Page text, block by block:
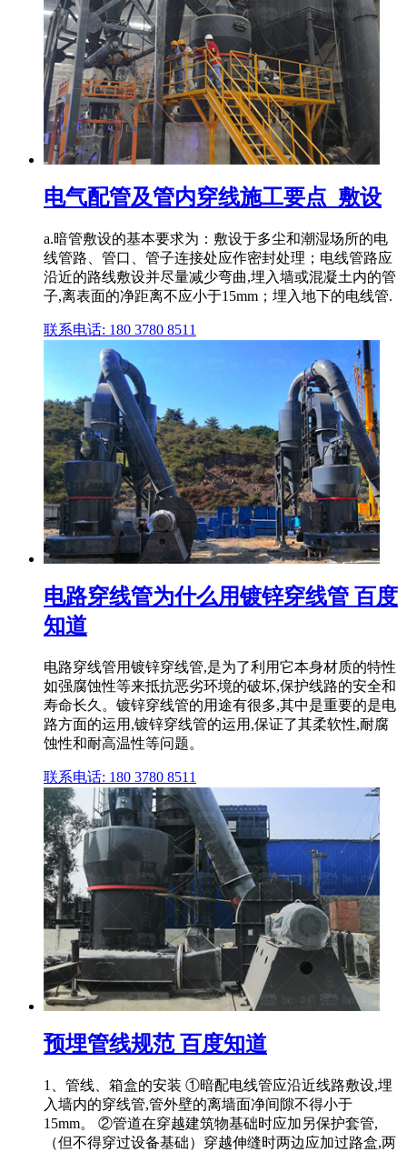
电气配管及管内穿线施工要点_敷设
a.暗管敷设的基本要求为：敷设于多尘和潮湿场所的电
线管路、管口、管子连接处应作密封处理；电线管路应
沿近的路线敷设并尽量减少弯曲,埋入墙或混凝土内的管
子,离表面的净距离不应小于15mm；埋入地下的电线管.
联系电话: 180 3780 8511
电路穿线管为什么用镀锌穿线管 百度
知道
电路穿线管用镀锌穿线管,是为了利用它本身材质的特性
如强腐蚀性等来抵抗恶劣环境的破坏,保护线路的安全和
寿命长久。镀锌穿线管的用途有很多,其中是重要的是电
路方面的运用,镀锌穿线管的运用,保证了其柔软性,耐腐
蚀性和耐高温性等问题。
联系电话: 180 3780 8511
预埋管线规范 百度知道
1、管线、箱盒的安装 ①暗配电线管应沿近线路敷设,埋
入墙内的穿线管,管外壁的离墙面净间隙不得小于
15mm。 ②管道在穿越建筑物基础时应加另保护套管,
（但不得穿过设备基础）穿越伸缝时两边应加过路盒,两